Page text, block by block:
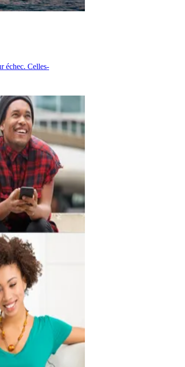
échec. Celles-